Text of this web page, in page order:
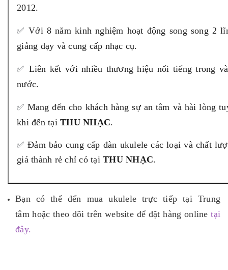
2012.
✅Với 8 năm kinh nghiệm hoạt động song song 2
giảng dạy và cung cấp nhạc cụ.
✅ Liên kết với nhiều thương hiệu nổi tiếng trong
nước.
✅ Mang đến cho khách hàng sự an tâm và hài lòng
khi đến tại THU NHẠC.
✅Đảm bảo cung cấp đàn ukulele các loại và chất
giá thành rẻ chỉ có tại THU NHẠC.
Bạn có thể đến mua ukulele trực tiếp tại Trung
tâm hoặc theo dõi trên website để đặt hàng onlinetại
đây.